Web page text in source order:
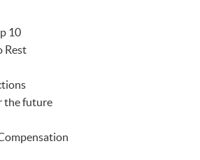
10
Rest
the future